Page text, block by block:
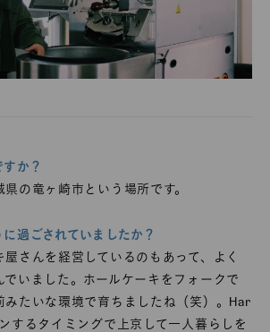
か？
の竜ヶ崎市という場所です。
過ごされていましたか？
さんを経営しているのもあって、よく
いました。ホールケーキをフォークで
みたいな環境で育ちましたね（笑）。Har
するタイミングで上京して一人暮らしを